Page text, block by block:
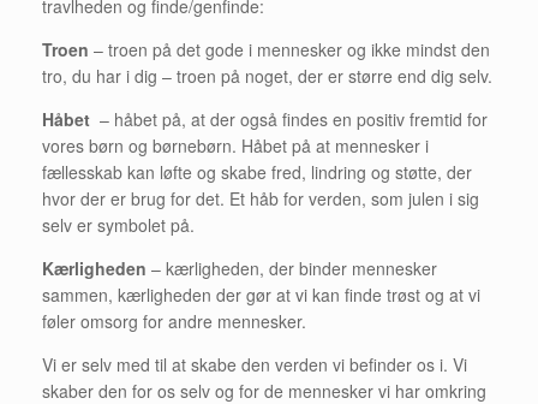
travlheden og finde/genfinde:
Troen – troen på det gode i mennesker og ikke mindst den
tro, du har i dig – troen på noget, der er større end dig selv.
Håbet – håbet på, at der også findes en positiv fremtid for
vores børn og børnebørn. Håbet på at mennesker i
fællesskab kan løfte og skabe fred, lindring og støtte, der
hvor der er brug for det. Et håb for verden, som julen i sig
selv er symbolet på.
Kærligheden – kærligheden, der binder mennesker
sammen, kærligheden der gør at vi kan finde trøst og at vi
føler omsorg for andre mennesker.
Vi er selv med til at skabe den verden vi befinder os i. Vi
skaber den for os selv og for de mennesker vi har omkring